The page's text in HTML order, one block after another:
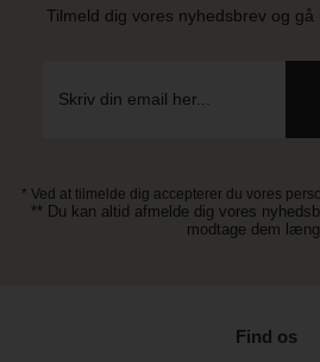
Tilmeld dig vores nyhedsbrev og
* Ved at tilmelde dig accepterer du vores
** Du kan altid afmelde dig vores
modtage dem
Find os